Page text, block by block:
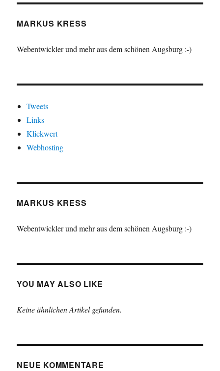
MARKUS KRESS
Webentwickler und mehr aus dem schönen Augsburg :-)
Tweets
Links
Klickwert
Webhosting
MARKUS KRESS
Webentwickler und mehr aus dem schönen Augsburg :-)
YOU MAY ALSO LIKE
Keine ähnlichen Artikel gefunden.
NEUE KOMMENTARE